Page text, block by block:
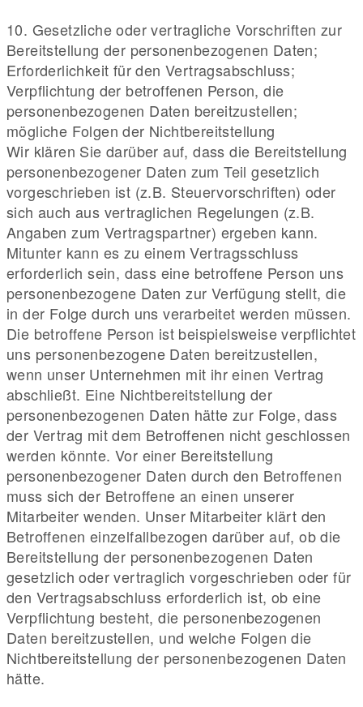
10. Gesetzliche oder vertragliche Vorschriften zur
Bereitstellung der personenbezogenen Daten;
Erforderlichkeit für den Vertragsabschluss;
Verpflichtung der betroffenen Person, die
personenbezogenen Daten bereitzustellen;
mögliche Folgen der Nichtbereitstellung
Wir klären Sie darüber auf, dass die Bereitstellung
personenbezogener Daten zum Teil gesetzlich
vorgeschrieben ist (z.B. Steuervorschriften) oder
sich auch aus vertraglichen Regelungen (z.B.
Angaben zum Vertragspartner) ergeben kann.
Mitunter kann es zu einem Vertragsschluss
erforderlich sein, dass eine betroffene Person uns
personenbezogene Daten zur Verfügung stellt, die
in der Folge durch uns verarbeitet werden müssen.
Die betroffene Person ist beispielsweise verpflichtet
uns personenbezogene Daten bereitzustellen,
wenn unser Unternehmen mit ihr einen Vertrag
abschließt. Eine Nichtbereitstellung der
personenbezogenen Daten hätte zur Folge, dass
der Vertrag mit dem Betroffenen nicht geschlossen
werden könnte. Vor einer Bereitstellung
personenbezogener Daten durch den Betroffenen
muss sich der Betroffene an einen unserer
Mitarbeiter wenden. Unser Mitarbeiter klärt den
Betroffenen einzelfallbezogen darüber auf, ob die
Bereitstellung der personenbezogenen Daten
gesetzlich oder vertraglich vorgeschrieben oder für
den Vertragsabschluss erforderlich ist, ob eine
Verpflichtung besteht, die personenbezogenen
Daten bereitzustellen, und welche Folgen die
Nichtbereitstellung der personenbezogenen Daten
hätte.